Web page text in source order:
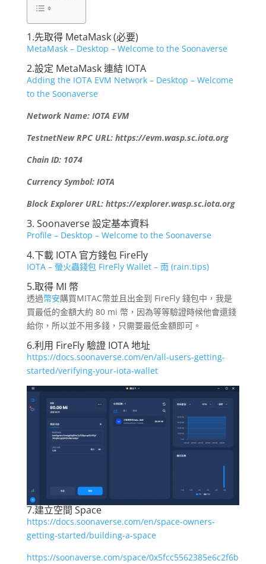
1.先取得 MetaMask (必要)
MetaMask – Desktop – Welcome to the Soonaverse
2.設定 MetaMask 連結 IOTA
Adding the IOTA EVM Network – Desktop – Welcome
to the Soonaverse
Network Name: IOTA EVM
TestnetNew RPC URL: https://evm.wasp.sc.iota.org
Chain ID: 1074
Currency Symbol: IOTA
Block Explorer URL: https://explorer.wasp.sc.iota.org
3. Soonaverse 設定基本資料
Profile – Desktop – Welcome to the Soonaverse
4.下載 IOTA 官方錢包 FireFly
IOTA – 螢火蟲錢包 FireFly Wallet – 雨 (rain.tips)
5.取得 MI 幣
透過幣安購買MITAC幣並且出金到 FireFly 錢包中，我是
買最低的金額大約 80 mi 幣，因為等等驗證時候他會還錢
給你，所以並不用多錢，只需要最低金額即可。
6.利用 FireFly 驗證 IOTA 地址
https://docs.soonaverse.com/en/all-users-getting-
started/verifying-your-iota-wallet
7.建立空間 Space
https://docs.soonaverse.com/en/space-owners-
getting-started/building-a-space
https://soonaverse.com/space/0x5fcc5562385e6c2f6b